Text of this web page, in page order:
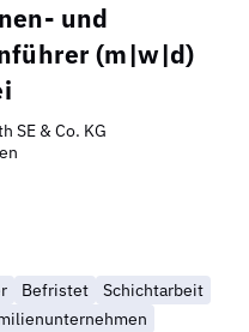
und
(m|w|d)
SE & Co. KG
Befristet
Schichtarbeit